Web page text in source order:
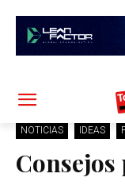
NOTICIAS IDEAS